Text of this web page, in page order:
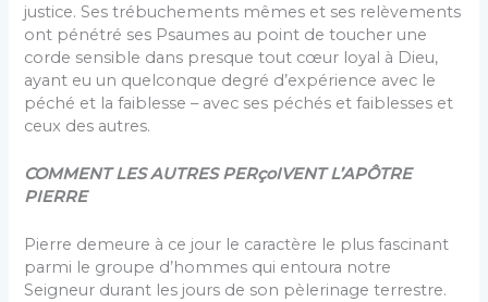
justice. Ses trébuchements mêmes et ses relèvements
ont pénétré ses Psaumes au point de toucher une
corde sensible dans presque tout cœur loyal à Dieu,
ayant eu un quelconque degré d’expérience avec le
péché et la faiblesse – avec ses péchés et faiblesses et
ceux des autres.
COMMENT LES AUTRES PERçoIVENT L’APÔTRE
PIERRE
Pierre demeure à ce jour le caractère le plus fascinant
parmi le groupe d’hommes qui entoura notre
Seigneur durant les jours de son pèlerinage terrestre.